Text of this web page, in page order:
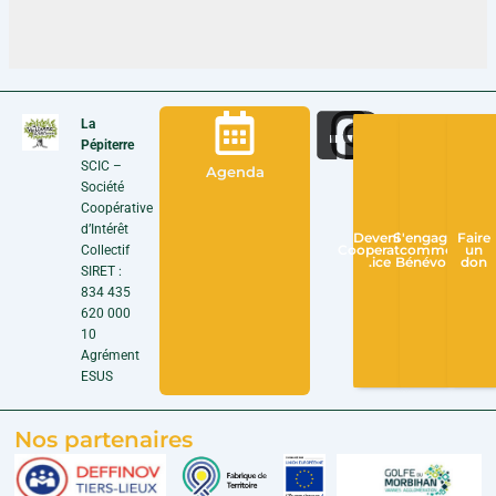
La
Pépiterre
SCIC –
Société
Coopérative
d’Intérêt
Collectif
SIRET :
834 435
620 000
10
Agrément
ESUS
Agenda
Devenir
Cooperateur
.ice
S'engager
comme
Bénévole
Faire
un
don
Nos partenaires